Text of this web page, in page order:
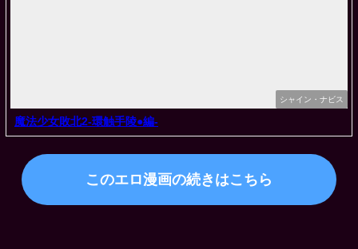
シャイン・ナビス
魔法少女敗北2-環触手陵●編-
このエロ漫画の続きはこちら